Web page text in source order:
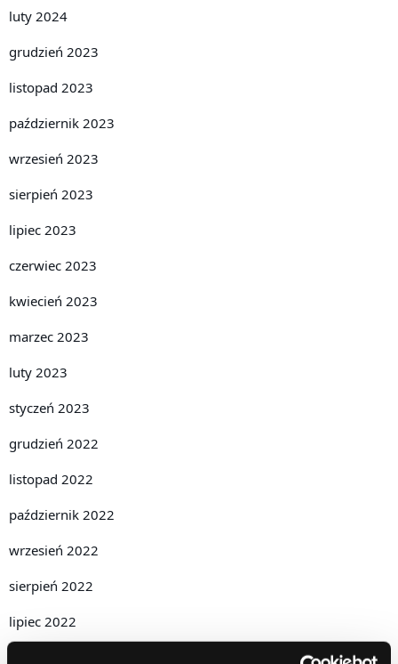
luty 2024
grudzień 2023
listopad 2023
październik 2023
wrzesień 2023
sierpień 2023
lipiec 2023
czerwiec 2023
kwiecień 2023
marzec 2023
luty 2023
styczeń 2023
grudzień 2022
listopad 2022
październik 2022
wrzesień 2022
sierpień 2022
lipiec 2022